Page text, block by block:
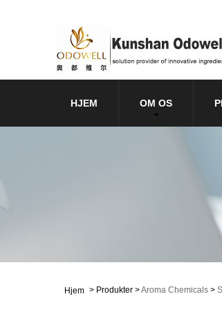
HJEM OM OS
Hjem > Produkter >Aroma Chemicals >